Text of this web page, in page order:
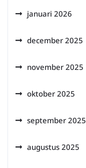
januari 2026
december 2025
november 2025
oktober 2025
september 2025
augustus 2025